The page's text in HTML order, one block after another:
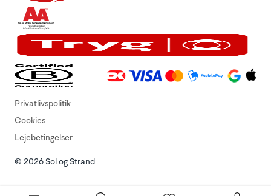
© 2026 Sol og Strand
Privatlivspolitik
Cookies
Lejebetingelser